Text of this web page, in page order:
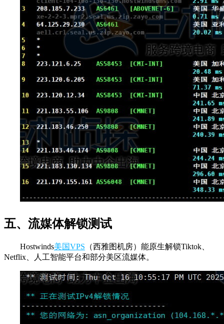
五、流媒体解锁测试
Hostwinds美国VPS （西雅图机房）能原生解锁Tiktok、
Netflix、人工智能平台和部分美区流媒体。